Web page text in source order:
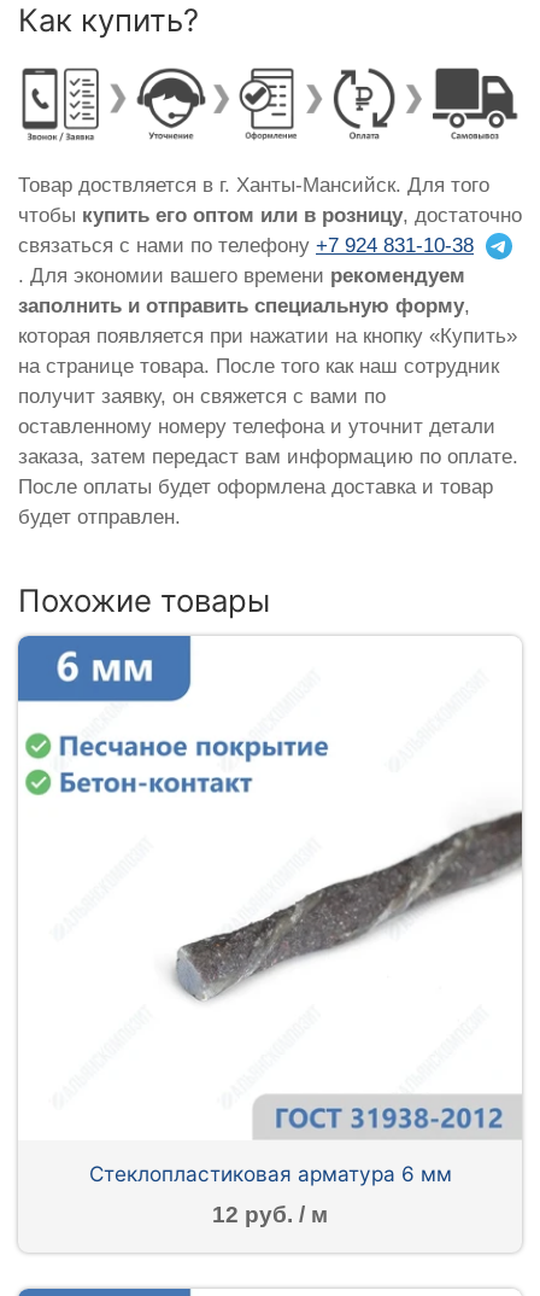
Как купить?
Товар доствляется в г. Ханты-Мансийск. Для того
чтобы купить его оптом или в розницу, достаточно
связаться с нами по телефону +7 924 831-10-38
. Для экономии вашего времени рекомендуем
заполнить и отправить специальную форму,
которая появляется при нажатии на кнопку «Купить»
на странице товара. После того как наш сотрудник
получит заявку, он свяжется с вами по
оставленному номеру телефона и уточнит детали
заказа, затем передаст вам информацию по оплате.
После оплаты будет оформлена доставка и товар
будет отправлен.
Похожие товары
Стеклопластиковая арматура 6 мм
12 руб. / м